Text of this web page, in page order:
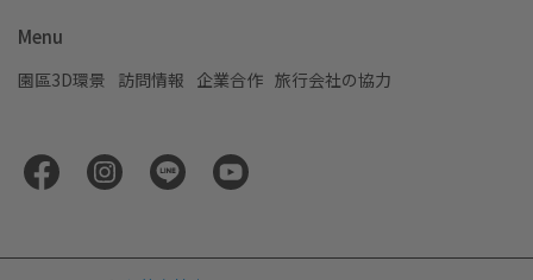
Menu
園區3D環景 訪問情報 企業合作 旅行会社の協力